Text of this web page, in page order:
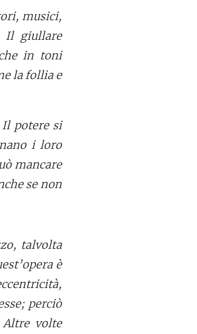
musici,
Il giullare
in toni
la follia e
Il potere si
i loro
mancare
se non
talvolta
è
perciò
volte